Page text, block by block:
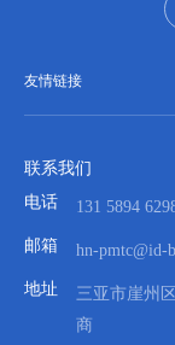
友情链接
联系我们
电话
131 5894
邮箱 hn-pmtc@id-
地址
三亚市崖州
商